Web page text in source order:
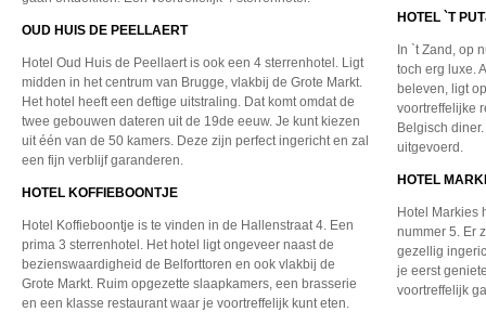
OUD HUIS DE PEELLAERT
Hotel Oud Huis de Peellaert is ook een 4 sterrenhotel. Ligt
midden in het centrum van Brugge, vlakbij de Grote Markt.
Het hotel heeft een deftige uitstraling. Dat komt omdat de
twee gebouwen dateren uit de 19de eeuw. Je kunt kiezen
uit één van de 50 kamers. Deze zijn perfect ingericht en zal
een fijn verblijf garanderen.
HOTEL KOFFIEBOONTJE
Hotel Koffieboontje is te vinden in de Hallenstraat 4. Een
prima 3 sterrenhotel. Het hotel ligt ongeveer naast de
bezienswaardigheid de Belforttoren en ook vlakbij de
Grote Markt. Ruim opgezette slaapkamers, een brasserie
en een klasse restaurant waar je voortreffelijk kunt eten.
HOTEL `T
In `t Zand, op
toch erg luxe.
beleven, ligt
voortreffelijke
Belgisch
uitgevoerd.
HOTEL
Hotel Markies
nummer 5. Er
gezellig
je eerst
voortreffelijk